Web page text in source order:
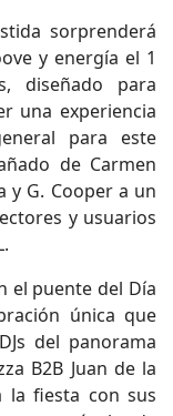
sorprenderá
y energía el 1
diseñado para
una experiencia
para este
de Carmen
y G. Cooper a un
y usuarios
el puente del Día
única que
del panorama
B2B Juan de la
la fiesta con sus